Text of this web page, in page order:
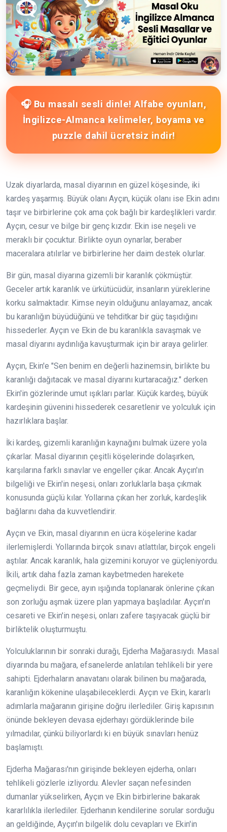
🎧 Bu masalı sesli dinle! Alfabe oyunları,
İngilizce-Almanca kelimeler, boyama ve
puzzle dahil ücretsiz indir!
Uzak diyarlarda, masal diyarının en güzel köşesinde, iki
kardeş yaşarmış. Büyük olanı Ayçın, küçük olanı ise Ekin adını
taşır ve birbirlerine çok ama çok bağlı bir kardeşlikleri vardır.
Ayçın, cesur ve bilge bir genç kızdır. Ekin ise neşeli ve
meraklı bir çocuktur. Birlikte oyun oynarlar, beraber
maceralara atılırlar ve birbirlerine her daim destek olurlar.
Bir gün, masal diyarına gizemli bir karanlık çökmüştür.
Geceler artık karanlık ve ürkütücüdür, insanların yüreklerine
korku salmaktadır. Kimse neyin olduğunu anlayamaz, ancak
bu karanlığın büyüdüğünü ve tehditkar bir güç taşıdığını
hissederler. Ayçın ve Ekin de bu karanlıkla savaşmak ve
masal diyarını aydınlığa kavuşturmak için bir araya gelirler.
Ayçın, Ekin'e "Sen benim en değerli hazinemsin, birlikte bu
karanlığı dağıtacak ve masal diyarını kurtaracağız." derken
Ekin'in gözlerinde umut ışıkları parlar. Küçük kardeş, büyük
kardeşinin güvenini hissederek cesaretlenir ve yolculuk için
hazırlıklara başlar.
İki kardeş, gizemli karanlığın kaynağını bulmak üzere yola
çıkarlar. Masal diyarının çeşitli köşelerinde dolaşırken,
karşılarına farklı sınavlar ve engeller çıkar. Ancak Ayçın'ın
bilgeliği ve Ekin'in neşesi, onları zorluklarla başa çıkmak
konusunda güçlü kılar. Yollarına çıkan her zorluk, kardeşlik
bağlarını daha da kuvvetlendirir.
Ayçın ve Ekin, masal diyarının en ücra köşelerine kadar
ilerlemişlerdi. Yollarında birçok sınavı atlattılar, birçok engeli
aştılar. Ancak karanlık, hala gizemini koruyor ve güçleniyordu.
İkili, artık daha fazla zaman kaybetmeden harekete
geçmeliydi. Bir gece, ayın ışığında toplanarak önlerine çıkan
son zorluğu aşmak üzere plan yapmaya başladılar. Ayçın'ın
cesareti ve Ekin'in neşesi, onları zafere taşıyacak güçlü bir
birliktelik oluşturmuştu.
Yolculuklarının bir sonraki durağı, Ejderha Mağarasıydı. Masal
diyarında bu mağara, efsanelerde anlatılan tehlikeli bir yere
sahipti. Ejderhaların anavatanı olarak bilinen bu mağarada,
karanlığın kökenine ulaşabileceklerdi. Ayçın ve Ekin, kararlı
adımlarla mağaranın girişine doğru ilerlediler. Giriş kapısının
önünde bekleyen devasa ejderhayı gördüklerinde bile
yılmadılar, çünkü biliyorlardı ki en büyük sınavları henüz
başlamıştı.
Ejderha Mağarası'nın girişinde bekleyen ejderha, onları
tehlikeli gözlerle izliyordu. Alevler saçan nefesinden
dumanlar yükselirken, Ayçın ve Ekin birbirlerine bakarak
kararlılıkla ilerlediler. Ejderhanın kendilerine sorular sorduğu
an geldiğinde, Ayçın'ın bilgelik dolu cevapları ve Ekin'in